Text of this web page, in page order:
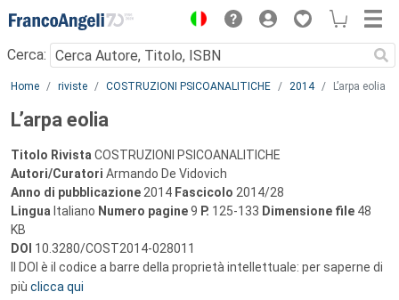
Menu
Cerca:
Main content
Home riviste COSTRUZIONI PSICOANALITICHE 2014 L’arpa eolia
L’arpa eolia
Titolo Rivista COSTRUZIONI PSICOANALITICHE
Autori/Curatori Armando De Vidovich
Anno di pubblicazione 2014 Fascicolo 2014/28
Lingua Italiano Numero pagine9 P. 125-133 Dimensione file 48
KB
DOI 10.3280/COST2014-028011
Il DOI è il codice a barre della proprietà intellettuale: per saperne di
più clicca qui